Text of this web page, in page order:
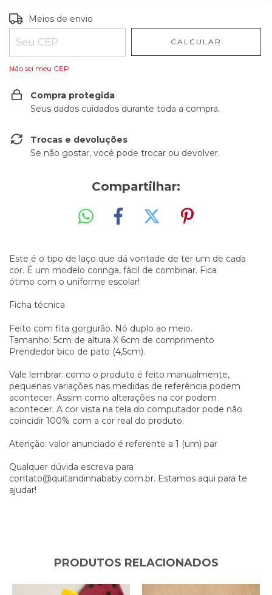
Entregas para o CEP:
Meios de envio
CALCULAR
Não sei meu CEP
Compra protegida
Seus dados cuidados durante toda a compra.
Trocas e devoluções
Se não gostar, você pode trocar ou devolver.
Compartilhar:
Este é o tipo de laço que dá vontade de ter um de cada
cor. É um modelo coringa, fácil de combinar. Fica
ótimo com o uniforme escolar!
Ficha técnica
Feito com fita gorgurão. Nó duplo ao meio.
Tamanho: 5cm de altura X 6cm de comprimento
Prendedor bico de pato (4,5cm).
Vale lembrar: como o produto é feito manualmente,
pequenas variações nas medidas de referência podem
acontecer. Assim como alterações na cor podem
acontecer. A cor vista na tela do computador pode não
coincidir 100% com a cor real do produto.
Atenção: valor anunciado é referente a 1 (um) par
Qualquer dúvida escreva para
contato@quitandinhababy.com.br. Estamos aqui para te
ajudar!
PRODUTOS RELACIONADOS